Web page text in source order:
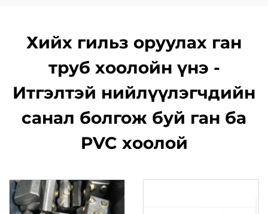
Хийх гильз оруулах ган
труб хоолойн үнэ -
Итгэлтэй нийлүүлэгчдийн
санал болгож буй ган ба
PVC хоолой